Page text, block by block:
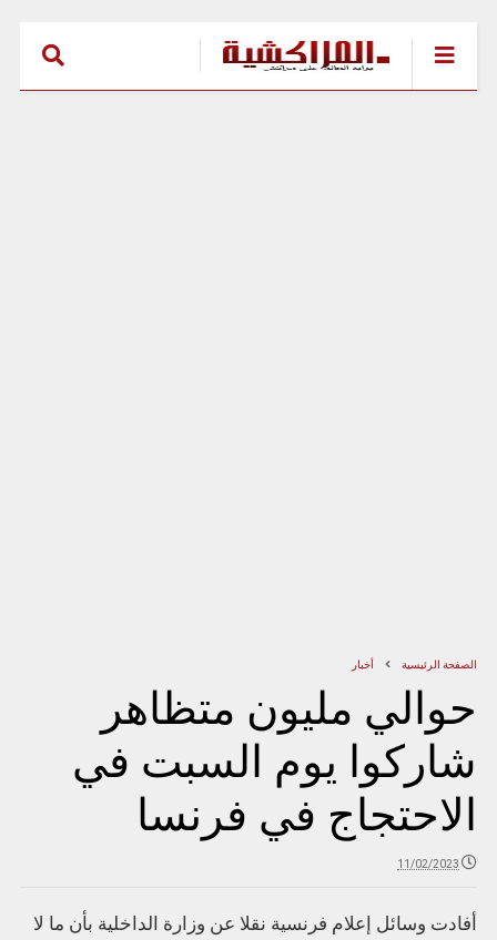
الصفحة الرئيسية أخبار
حوالي مليون متظاهر
شاركوا يوم السبت في
الاحتجاج في فرنسا
11/02/2023
أفادت وسائل إعلام فرنسية نقلا عن وزارة الداخلية بأن ما لا